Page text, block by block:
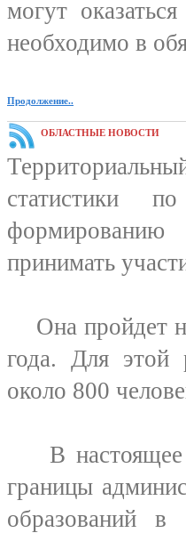
могут
необходимо в
Продолжение..
ОБЛАСТНЫЕ НОВОСТИ
статистики
принимать
Она пройдет
года. Для этой
около 800
В настоящее
границы
образований в